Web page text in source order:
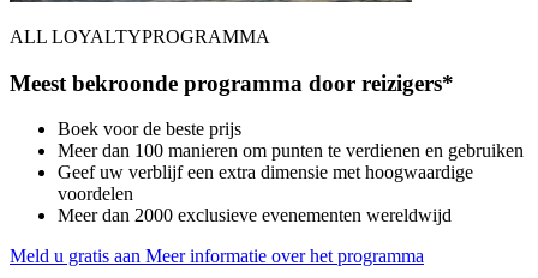
ALL LOYALTYPROGRAMMA
Meest bekroonde programma door reizigers*
Boek voor de beste prijs
Meer dan 100 manieren om punten te verdienen en gebruiken
Geef uw verblijf een extra dimensie met hoogwaardige
voordelen
Meer dan 2000 exclusieve evenementen wereldwijd
Meld u gratis aan Meer informatie over het programma